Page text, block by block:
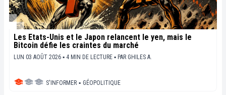
Les États-Unis et le Japon relancent le yen, mais le
Bitcoin défie les craintes du marché
LUN 03 AOÛT 2026 ▪ 4 MIN DE LECTURE ▪ PAR GHILES A.
S'INFORMER ▪ GÉOPOLITIQUE